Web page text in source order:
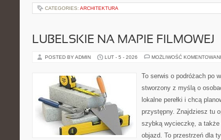
CATEGORIES: ARCHITEKTURA
LUBELSKIE NA MAPIE FILMOWEJ
POSTED BY ADMIN LUT - 5 - 2026 MOŻLIWOŚĆ
To serwis o podróżach po
stworzony z myślą o
lokalne perełki i chcą
przystępny. Znajdziesz tu
szybką wycieczkę, a także
objazd. To przestrzeń dla